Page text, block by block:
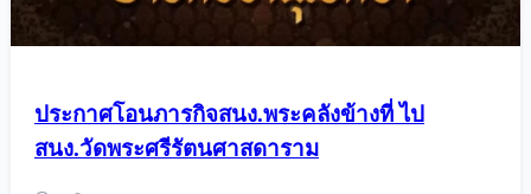
ประกาศโอนภารกิจสนง.พระคลังข้างที่ ไป
สนง.วัดพระศรีรัตนศาสดาราม